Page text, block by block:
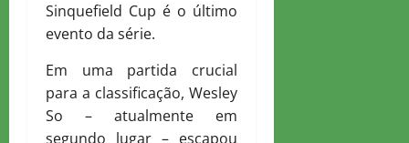
Sinquefield Cup é o último
evento da série.
Em uma partida crucial
para a classificação, Wesley
So – atualmente em
segundo lugar – escapou